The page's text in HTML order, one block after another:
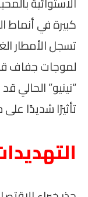
كبيرة في
تسجل الأمطار
لموجات جفاف
“نينيو” الحالي
تأثيرًا شديدًا على